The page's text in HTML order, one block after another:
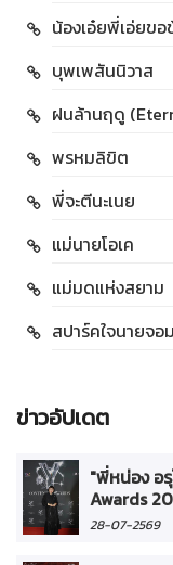
น้องเอ๋ยพี่เอ่ยข
บุพเพสันนิวาส
ฝนล้านฤดู
พรหมลิขิต
พี่จะตีนะเนย
แม่นายโอเค
แม่มดแห่งสยาม
สปาร์คใจนายจอ
ข่าวอัปเดต
"พี่หน่อง อ
Awards
28-07-2569